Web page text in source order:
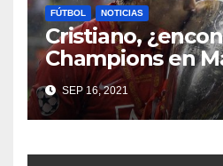
FÚTBOL NOTICIAS
Cristiano,
Champions en
SEP 16, 2021